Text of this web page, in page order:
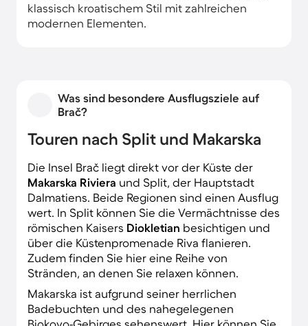
klassisch kroatischem Stil mit zahlreichen
modernen Elementen.
Was sind besondere Ausflugsziele auf
Brač?
Touren nach Split und Makarska
Die Insel Brač liegt direkt vor der Küste der
Makarska Riviera und Split, der Hauptstadt
Dalmatiens. Beide Regionen sind einen Ausflug
wert. In Split können Sie die Vermächtnisse des
römischen Kaisers Diokletian besichtigen und
über die Küstenpromenade Riva flanieren.
Zudem finden Sie hier eine Reihe von
Stränden, an denen Sie relaxen können.
Makarska ist aufgrund seiner herrlichen
Badebuchten und des nahegelegenen